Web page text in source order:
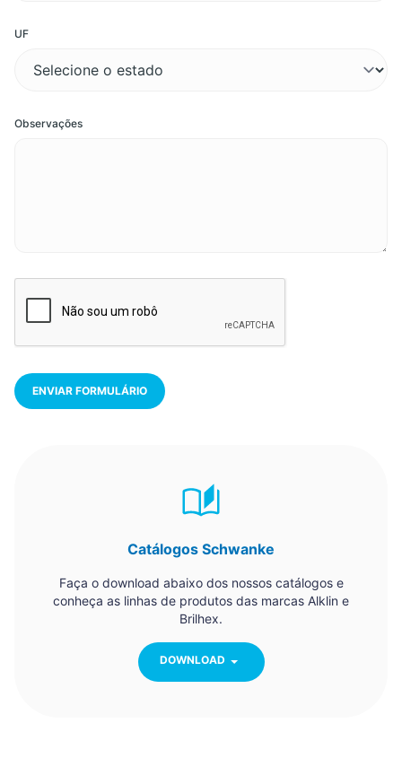
UF
Observações
ENVIAR FORMULÁRIO
Catálogos Schwanke
Faça o download abaixo dos nossos catálogos e
conheça as linhas de produtos das marcas Alklin e
Brilhex.
DOWNLOAD